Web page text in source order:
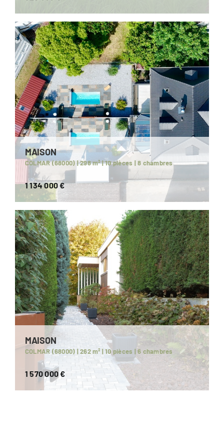
MAISON
COLMAR (68000) | 298 m² | 10 pièces | 8 chambres
1 134 000 €
MAISON
COLMAR (68000) | 262 m² | 10 pièces | 6 chambres
1 570 000 €